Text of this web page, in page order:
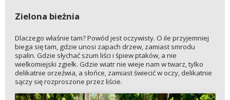
Zielona bieżnia
Dlaczego właśnie tam? Powód jest oczywisty. O ile przyjemniej
biega się tam, gdzie unosi zapach drzew, zamiast smrodu
spalin. Gdzie słychać szum liści i śpiew ptaków, a nie
wielkomiejski zgiełk. Gdzie wiatr nie wieje nam w twarz, tylko
delikatnie orzeźwia, a słońce, zamiast świecić w oczy, delikatnie
sączy się rozproszone przez liście.